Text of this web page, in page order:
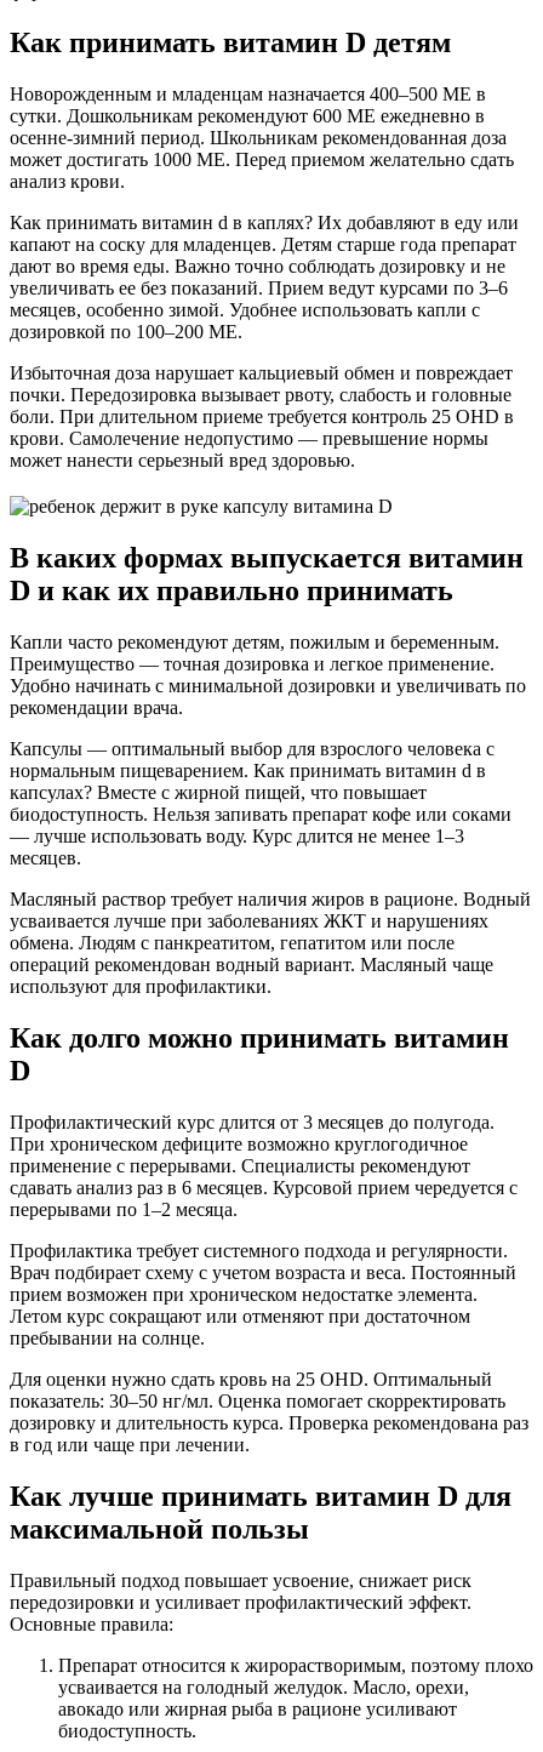
Как принимать витамин D детям
Новорожденным и младенцам назначается 400–500 МЕ в
сутки. Дошкольникам рекомендуют 600 МЕ ежедневно в
осенне-зимний период. Школьникам рекомендованная доза
может достигать 1000 МЕ. Перед приемом желательно сдать
анализ крови.
Как принимать витамин d в каплях? Их добавляют в еду или
капают на соску для младенцев. Детям старше года препарат
дают во время еды. Важно точно соблюдать дозировку и не
увеличивать ее без показаний. Прием ведут курсами по 3–6
месяцев, особенно зимой. Удобнее использовать капли с
дозировкой по 100–200 МЕ.
Избыточная доза нарушает кальциевый обмен и повреждает
почки. Передозировка вызывает рвоту, слабость и головные
боли. При длительном приеме требуется контроль 25 OHD в
крови. Самолечение недопустимо — превышение нормы
может нанести серьезный вред здоровью.
В каких формах выпускается витамин
D и как их правильно принимать
Капли часто рекомендуют детям, пожилым и беременным.
Преимущество — точная дозировка и легкое применение.
Удобно начинать с минимальной дозировки и увеличивать по
рекомендации врача.
Капсулы — оптимальный выбор для взрослого человека с
нормальным пищеварением. Как принимать витамин d в
капсулах? Вместе с жирной пищей, что повышает
биодоступность. Нельзя запивать препарат кофе или соками
— лучше использовать воду. Курс длится не менее 1–3
месяцев.
Масляный раствор требует наличия жиров в рационе. Водный
усваивается лучше при заболеваниях ЖКТ и нарушениях
обмена. Людям с панкреатитом, гепатитом или после
операций рекомендован водный вариант. Масляный чаще
используют для профилактики.
Как долго можно принимать витамин
D
Профилактический курс длится от 3 месяцев до полугода.
При хроническом дефиците возможно круглогодичное
применение с перерывами. Специалисты рекомендуют
сдавать анализ раз в 6 месяцев. Курсовой прием чередуется с
перерывами по 1–2 месяца.
Профилактика требует системного подхода и регулярности.
Врач подбирает схему с учетом возраста и веса. Постоянный
прием возможен при хроническом недостатке элемента.
Летом курс сокращают или отменяют при достаточном
пребывании на солнце.
Для оценки нужно сдать кровь на 25 OHD. Оптимальный
показатель: 30–50 нг/мл. Оценка помогает скорректировать
дозировку и длительность курса. Проверка рекомендована раз
в год или чаще при лечении.
Как лучше принимать витамин D для
максимальной пользы
Правильный подход повышает усвоение, снижает риск
передозировки и усиливает профилактический эффект.
Основные правила:
Препарат относится к жирорастворимым, поэтому плохо
усваивается на голодный желудок. Масло, орехи,
авокадо или жирная рыба в рационе усиливают
биодоступность.